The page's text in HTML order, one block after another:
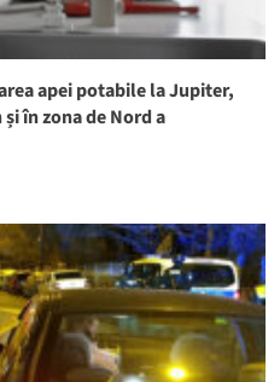
apei potabile la Jupiter,
în zona de Nord a